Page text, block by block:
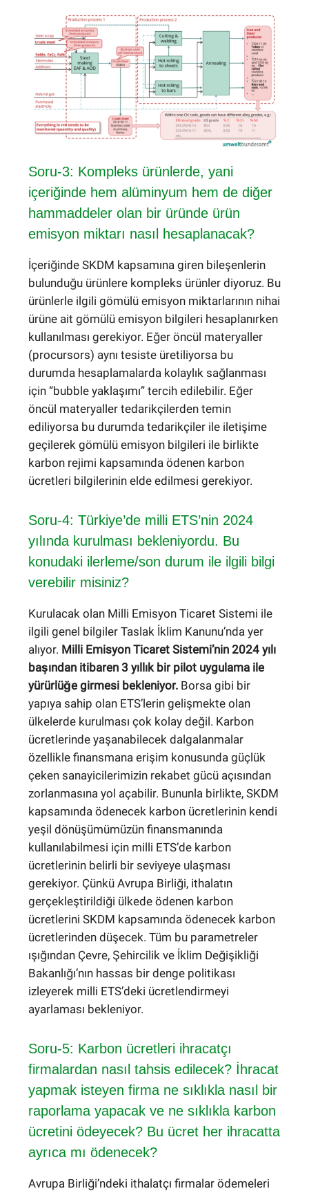
Soru-3: Kompleks ürünlerde, yani
içeriğinde hem alüminyum hem de diğer
hammaddeler olan bir üründe ürün
emisyon miktarı nasıl hesaplanacak?
İçeriğinde SKDM kapsamına giren bileşenlerin
bulunduğu ürünlere kompleks ürünler diyoruz. Bu
ürünlerle ilgili gömülü emisyon miktarlarının nihai
ürüne ait gömülü emisyon bilgileri hesaplanırken
kullanılması gerekiyor. Eğer öncül materyaller
(procursors) aynı tesiste üretiliyorsa bu
durumda hesaplamalarda kolaylık sağlanması
için “bubble yaklaşımı” tercih edilebilir. Eğer
öncül materyaller tedarikçilerden temin
ediliyorsa bu durumda tedarikçiler ile iletişime
geçilerek gömülü emisyon bilgileri ile birlikte
karbon rejimi kapsamında ödenen karbon
ücretleri bilgilerinin elde edilmesi gerekiyor.
Soru-4: Türkiye’de milli ETS’nin 2024
yılında kurulması bekleniyordu. Bu
konudaki ilerleme/son durum ile ilgili bilgi
verebilir misiniz?
Kurulacak olan Milli Emisyon Ticaret Sistemi ile
ilgili genel bilgiler Taslak İklim Kanunu’nda yer
alıyor. Milli Emisyon Ticaret Sistemi’nin 2024 yılı
başından itibaren 3 yıllık bir pilot uygulama ile
yürürlüğe girmesi bekleniyor. Borsa gibi bir
yapıya sahip olan ETS’lerin gelişmekte olan
ülkelerde kurulması çok kolay değil. Karbon
ücretlerinde yaşanabilecek dalgalanmalar
özellikle finansmana erişim konusunda güçlük
çeken sanayicilerimizin rekabet gücü açısından
zorlanmasına yol açabilir. Bununla birlikte, SKDM
kapsamında ödenecek karbon ücretlerinin kendi
yeşil dönüşümümüzün finansmanında
kullanılabilmesi için milli ETS’de karbon
ücretlerinin belirli bir seviyeye ulaşması
gerekiyor. Çünkü Avrupa Birliği, ithalatın
gerçekleştirildiği ülkede ödenen karbon
ücretlerini SKDM kapsamında ödenecek karbon
ücretlerinden düşecek. Tüm bu parametreler
ışığından Çevre, Şehircilik ve İklim Değişikliği
Bakanlığı’nın hassas bir denge politikası
izleyerek milli ETS’deki ücretlendirmeyi
ayarlaması bekleniyor.
Soru-5: Karbon ücretleri ihracatçı
firmalardan nasıl tahsis edilecek? İhracat
yapmak isteyen firma ne sıklıkla nasıl bir
raporlama yapacak ve ne sıklıkla karbon
ücretini ödeyecek? Bu ücret her ihracatta
ayrıca mı ödenecek?
Avrupa Birliği’ndeki ithalatçı firmalar ödemeleri